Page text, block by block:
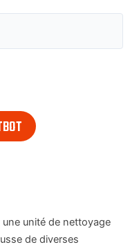
une unité de nettoyage
de diverses